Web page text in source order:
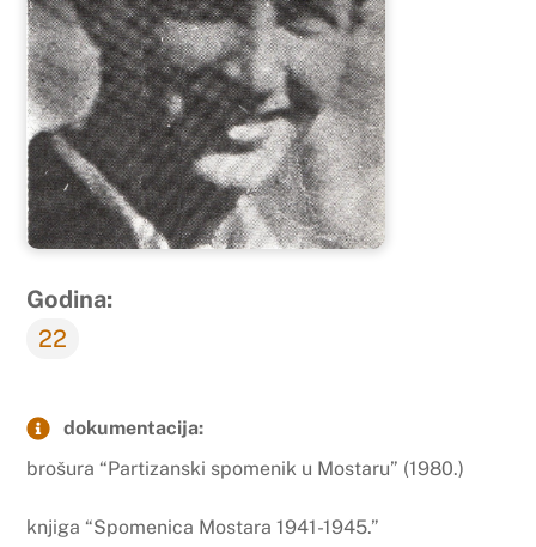
Godina:
22
dokumentacija:
brošura “Partizanski spomenik u Mostaru” (1980.)
knjiga “Spomenica Mostara 1941-1945.”